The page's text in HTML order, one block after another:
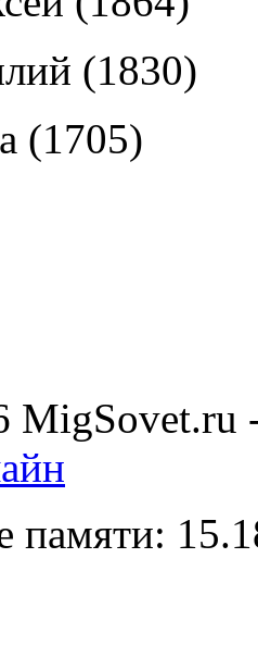
(1830)
(1705)
MigSovet.ru
памяти: